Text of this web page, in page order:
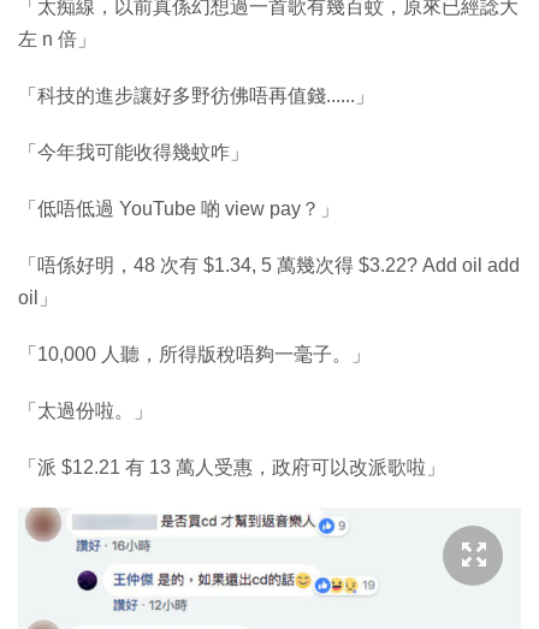
「太痴線，以前真係幻想過一首歌有幾百蚊，原來已經諗大
左 n 倍」
「科技的進步讓好多野彷佛唔再值錢......」
「今年我可能收得幾蚊咋」
「低唔低過 YouTube 啲 view pay？」
「唔係好明，48 次有 $1.34, 5 萬幾次得 $3.22? Add oil add
oil」
「10,000 人聽，所得版稅唔夠一毫子。」
「太過份啦。」
「派 $12.21 有 13 萬人受惠，政府可以改派歌啦」